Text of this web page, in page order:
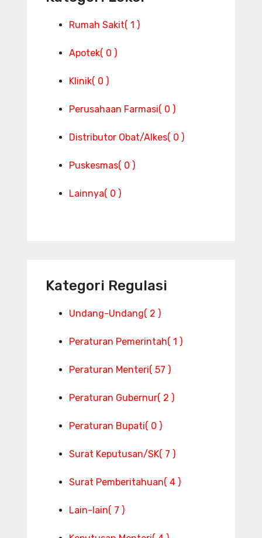
Rumah Sakit( 1 )
Apotek( 0 )
Klinik( 0 )
Perusahaan Farmasi( 0 )
Distributor Obat/Alkes( 0 )
Puskesmas( 0 )
Lainnya( 0 )
Kategori Regulasi
Undang-Undang( 2 )
Peraturan Pemerintah( 1 )
Peraturan Menteri( 57 )
Peraturan Gubernur( 2 )
Peraturan Bupati( 0 )
Surat Keputusan/SK( 7 )
Surat Pemberitahuan( 4 )
Lain-lain( 7 )